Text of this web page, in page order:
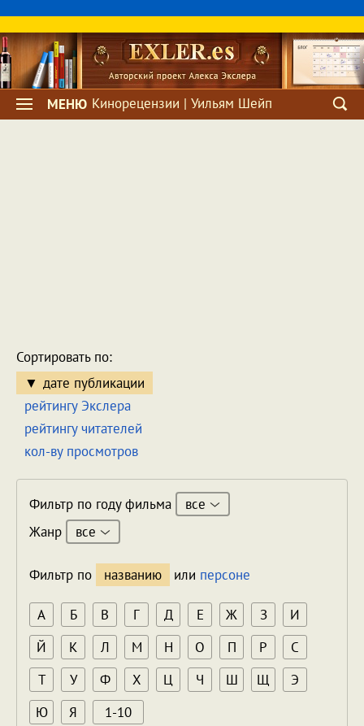
МЕНЮ Кинорецензии | Уильям Шейп
Сортировать по:
дате публикации
рейтингу Экслера
рейтингу читателей
кол-ву просмотров
Фильтр по году фильма
все
Жанр
все
Фильтр по названию или персоне
А Б В Г Д Е Ж З
И
Й
К Л М Н О П Р
С
Т
У Ф Х Ц Ч Ш Щ
Э
Ю
Я 1-10